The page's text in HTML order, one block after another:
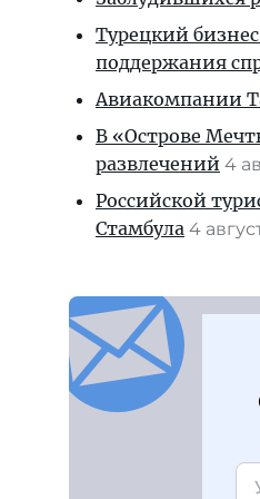
Турецкий
поддержания
Авиакомпании
В «Острове
развлечений 4
Российской
Стамбула 4